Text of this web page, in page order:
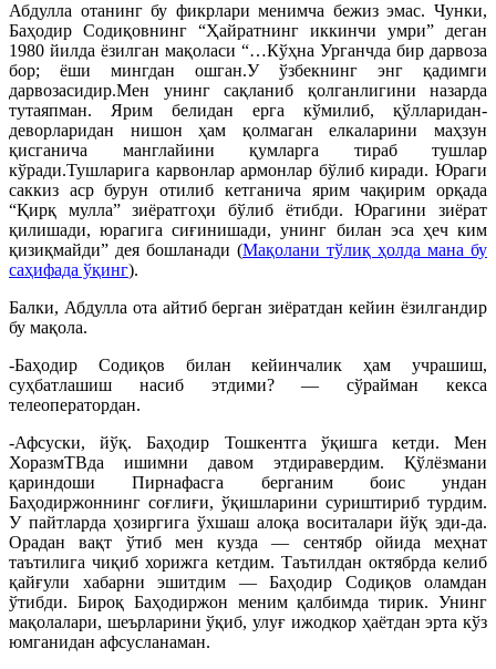
Абдулла отанинг бу фикрлари менимча бежиз эмас. Чунки,
Баҳодир Содиқовнинг “Ҳайратнинг иккинчи умри” деган
1980 йилда ёзилган мақоласи “…Кўҳна Урганчда бир дарвоза
бор; ёши мингдан ошган.У ўзбекнинг энг қадимги
дарвозасидир.Мен унинг сақланиб қолганлигини назарда
тутаяпман. Ярим белидан ерга кўмилиб, қўлларидан-
деворларидан нишон ҳам қолмаган елкаларини маҳзун
қисганича манглайини қумларга тираб тушлар
кўради.Тушларига карвонлар армонлар бўлиб киради. Юраги
саккиз аср бурун отилиб кетганича ярим чақирим орқада
“Қирқ мулла” зиёратгоҳи бўлиб ётибди. Юрагини зиёрат
қилишади, юрагига сиғинишади, унинг билан эса ҳеч ким
қизиқмайди” дея бошланади (Мақолани тўлиқ ҳолда мана бу
саҳифада ўқинг).
Балки, Абдулла ота айтиб берган зиёратдан кейин ёзилгандир
бу мақола.
-Баҳодир Содиқов билан кейинчалик ҳам учрашиш,
суҳбатлашиш насиб этдими? — сўрайман кекса
телеоператордан.
-Афсуски, йўқ. Баҳодир Тошкентга ўқишга кетди. Мен
ХоразмТВда ишимни давом этдиравердим. Қўлёзмани
қариндоши Пирнафасга берганим боис ундан
Баҳодиржоннинг соғлиғи, ўқишларини суриштириб турдим.
У пайтларда ҳозиргига ўхшаш алоқа воситалари йўқ эди-да.
Орадан вақт ўтиб мен кузда — сентябр ойида меҳнат
таътилига чиқиб хорижга кетдим. Таътилдан октябрда келиб
қайғули хабарни эшитдим — Баҳодир Содиқов оламдан
ўтибди. Бироқ Баҳодиржон меним қалбимда тирик. Унинг
мақолалари, шеърларини ўқиб, улуғ ижодкор ҳаётдан эрта кўз
юмганидан афсусланаман.